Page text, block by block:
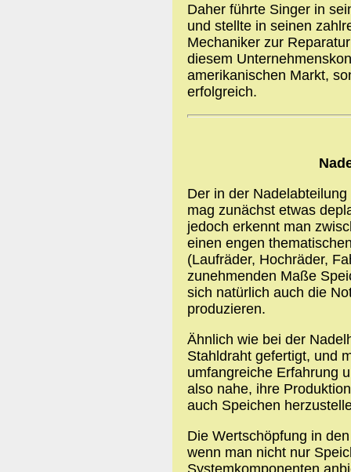
Daher führte Singer in
und stellte in seinen
Mechaniker zur
diesem
amerikanischen Markt,
erfolgreich.
Der in der
mag zunächst etwas
jedoch erkennt man
einen engen
(Laufräder, Hochräder,
zunehmenden Maße
sich natürlich auch die
produzieren.
Ähnlich wie bei der
Stahldraht gefertigt, und
umfangreiche Erfahrung
also nahe, ihre
auch Speichen
Die Wertschöpfung in
wenn man nicht nur
Systemkomponenten